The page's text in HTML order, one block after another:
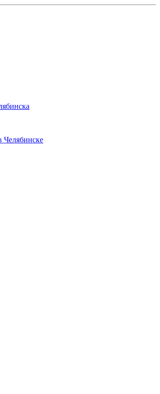
Челябинске